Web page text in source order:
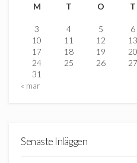
M
T O T
3
4 5 6
10
11 12 13
17
18 19 20
24
25 26 27
31
« mar
Senaste Inläggen